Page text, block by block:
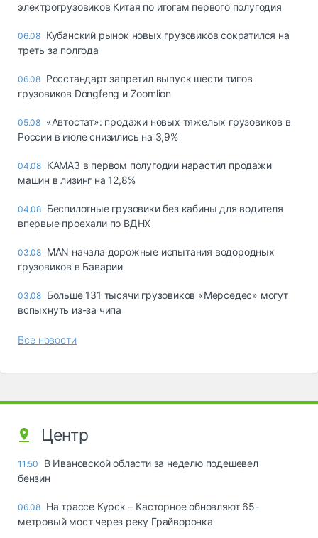
электрогрузовиков Китая по итогам первого полугодия
06.08 Кубанский рынок новых грузовиков сократился на
треть за полгода
06.08 Росстандарт запретил выпуск шести типов
грузовиков Dongfeng и Zoomlion
05.08 «Автостат»: продажи новых тяжелых грузовиков в
России в июле снизились на 3,9%
04.08 КАМАЗ в первом полугодии нарастил продажи
машин в лизинг на 12,8%
04.08 Беспилотные грузовики без кабины для водителя
впервые проехали по ВДНХ
03.08 MAN начала дорожные испытания водородных
грузовиков в Баварии
03.08 Больше 131 тысячи грузовиков «Мерседес» могут
вспыхнуть из-за чипа
Все новости
Центр
11:50
В Ивановской области за неделю подешевел
бензин
06.08 На трассе Курск – Касторное обновляют 65-
метровый мост через реку Грайворонка